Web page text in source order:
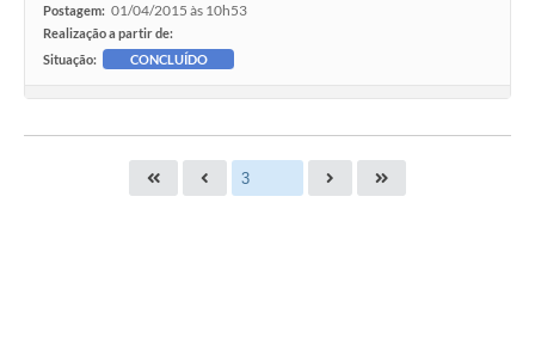
Postagem: 01/04/2015 às 10h53
Realização a partir de:
Situação:
CONCLUÍDO